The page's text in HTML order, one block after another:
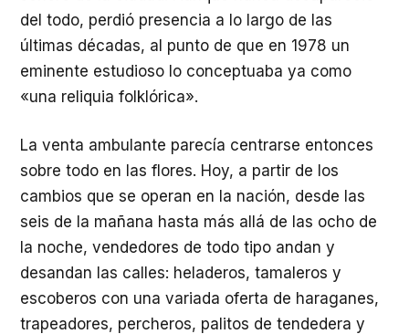
del todo, perdió presencia a lo largo de las
últimas décadas, al punto de que en 1978 un
eminente estudioso lo conceptuaba ya como
«una reliquia folklórica».
La venta ambulante parecía centrarse entonces
sobre todo en las flores. Hoy, a partir de los
cambios que se operan en la nación, desde las
seis de la mañana hasta más allá de las ocho de
la noche, vendedores de todo tipo andan y
desandan las calles: heladeros, tamaleros y
escoberos con una variada oferta de haraganes,
trapeadores, percheros, palitos de tendedera y